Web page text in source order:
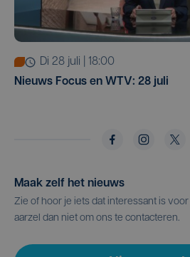
di 28 juli | 18:00
Nieuws Focus en WTV: 28 juli
Maak zelf het nieuws
Zie of hoor je iets dat interessant is
aarzel dan niet om ons te contacteren.